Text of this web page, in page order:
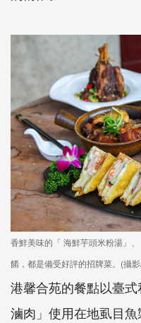
香鮮美味的「 海鮮芋頭米粉湯」
餚，都是備受好評的招牌菜。(攝
港馨合苑的餐點以臺
滷肉」使用在地虱目